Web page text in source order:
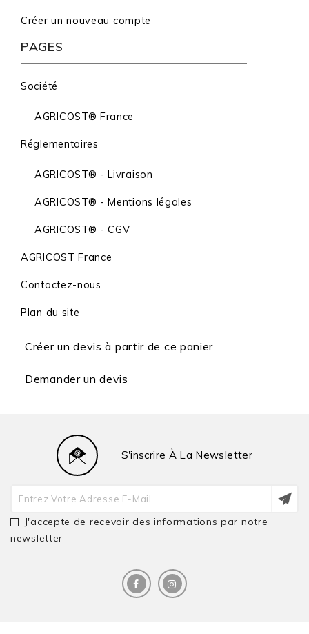
Créer un nouveau compte
PAGES
Société
AGRICOST® France
Réglementaires
AGRICOST® - Livraison
AGRICOST® - Mentions légales
AGRICOST® - CGV
AGRICOST France
Contactez-nous
Plan du site
Créer un devis à partir de ce panier
Demander un devis
S'inscrire À La Newsletter
J'accepte de recevoir des informations par notre
newsletter